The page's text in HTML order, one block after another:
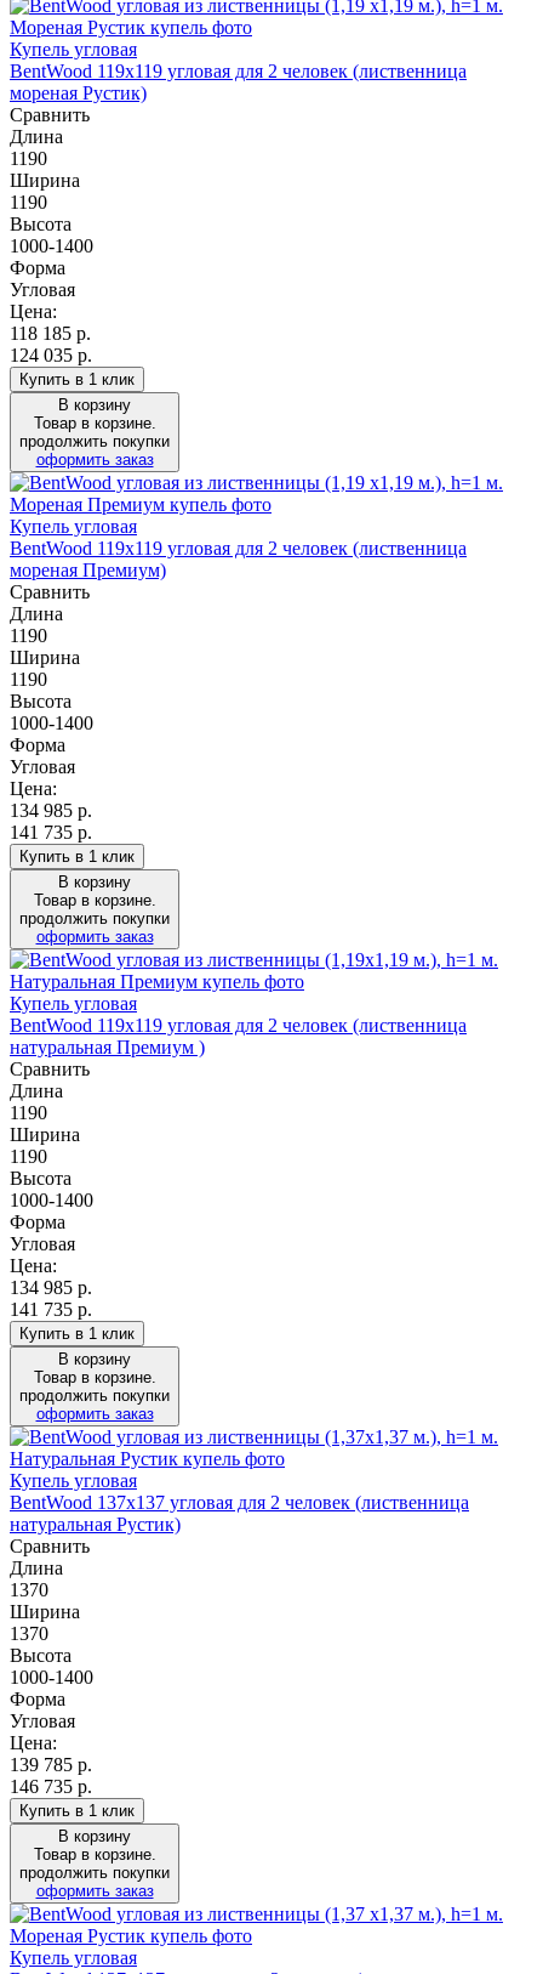
Купель угловая
BentWood 119х119 угловая для 2 человек (лиственница
мореная Рустик)
Сравнить
Длина
1190
Ширина
1190
Высота
1000-1400
Форма
Угловая
Цена:
118 185 р.
124 035 р.
Купить в 1 клик
В корзину
Товар в корзине.
продолжить покупки
оформить заказ
Купель угловая
BentWood 119х119 угловая для 2 человек (лиственница
мореная Премиум)
Сравнить
Длина
1190
Ширина
1190
Высота
1000-1400
Форма
Угловая
Цена:
134 985 р.
141 735 р.
Купить в 1 клик
В корзину
Товар в корзине.
продолжить покупки
оформить заказ
Купель угловая
BentWood 119х119 угловая для 2 человек (лиственница
натуральная Премиум )
Сравнить
Длина
1190
Ширина
1190
Высота
1000-1400
Форма
Угловая
Цена:
134 985 р.
141 735 р.
Купить в 1 клик
В корзину
Товар в корзине.
продолжить покупки
оформить заказ
Купель угловая
BentWood 137х137 угловая для 2 человек (лиственница
натуральная Рустик)
Сравнить
Длина
1370
Ширина
1370
Высота
1000-1400
Форма
Угловая
Цена:
139 785 р.
146 735 р.
Купить в 1 клик
В корзину
Товар в корзине.
продолжить покупки
оформить заказ
Купель угловая